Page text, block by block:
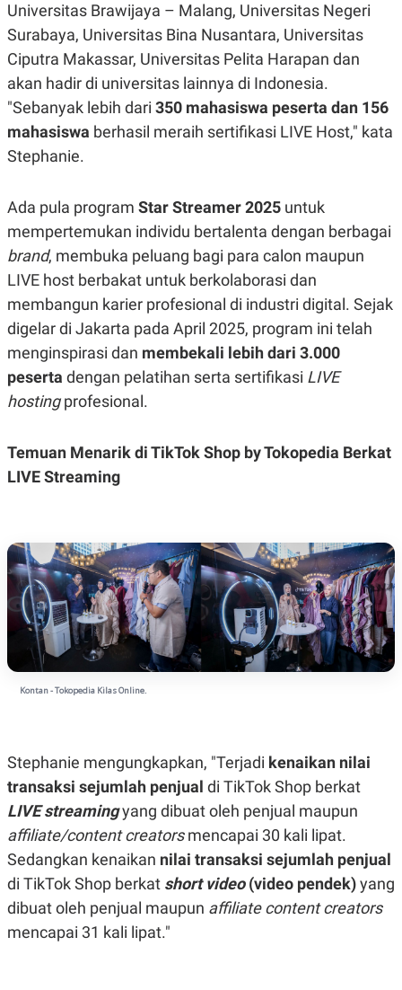
Universitas Brawijaya – Malang, Universitas Negeri
Surabaya, Universitas Bina Nusantara, Universitas
Ciputra Makassar, Universitas Pelita Harapan dan
akan hadir di universitas lainnya di Indonesia.
"Sebanyak lebih dari 350 mahasiswa peserta dan 156
mahasiswa berhasil meraih sertifikasi LIVE Host," kata
Stephanie.
Ada pula program Star Streamer 2025 untuk
mempertemukan individu bertalenta dengan berbagai
brand, membuka peluang bagi para calon maupun
LIVE host berbakat untuk berkolaborasi dan
membangun karier profesional di industri digital. Sejak
digelar di Jakarta pada April 2025, program ini telah
menginspirasi dan membekali lebih dari 3.000
peserta dengan pelatihan serta sertifikasi LIVE
hostingprofesional.
Temuan Menarik di TikTok Shop by Tokopedia Berkat
LIVE Streaming
Kontan - Tokopedia Kilas Online.
Stephanie mengungkapkan, "Terjadi kenaikan nilai
transaksi sejumlah penjual di TikTok Shop berkat
LIVE streamingyang dibuat oleh penjual maupun
affiliate/content creatorsmencapai 30 kali lipat.
Sedangkan kenaikan nilai transaksi sejumlah penjual
di TikTok Shop berkat short video(video pendek)yang
dibuat oleh penjual maupun affiliate content creators
mencapai 31 kali lipat."